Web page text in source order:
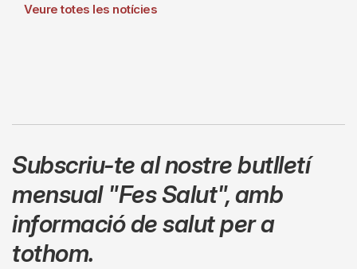
Veure totes les notícies
Subscriu-te al nostre butlletí
mensual "Fes Salut",amb
informació de salut per a
tothom.